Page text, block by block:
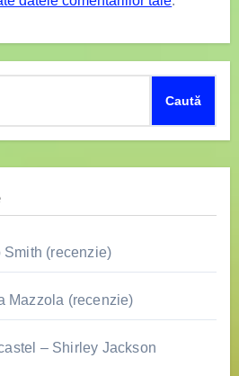
Smith (recenzie)
Mazzola (recenzie)
– Shirley Jackson